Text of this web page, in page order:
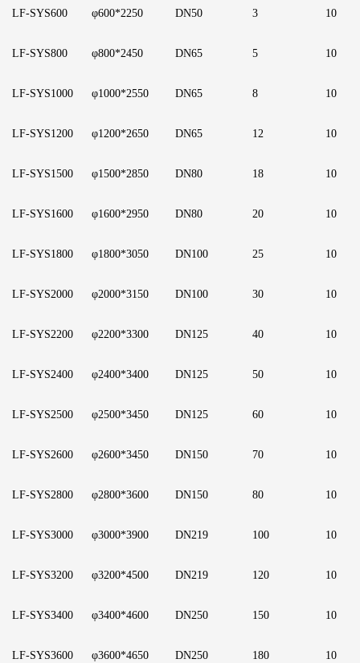
LF-SYS600 φ600*2250 DN50 3 10
LF-SYS800 φ800*2450 DN65 5 10
LF-SYS1000 φ1000*2550 DN65 8 10
LF-SYS1200 φ1200*2650 DN65 12 10
LF-SYS1500 φ1500*2850 DN80 18 10
LF-SYS1600 φ1600*2950 DN80 20 10
LF-SYS1800 φ1800*3050 DN100 25 10
LF-SYS2000 φ2000*3150 DN100 30 10
LF-SYS2200 φ2200*3300 DN125 40 10
LF-SYS2400 φ2400*3400 DN125 50 10
LF-SYS2500 φ2500*3450 DN125 60 10
LF-SYS2600 φ2600*3450 DN150 70 10
LF-SYS2800 φ2800*3600 DN150 80 10
LF-SYS3000 φ3000*3900 DN219 100 10
LF-SYS3200 φ3200*4500 DN219 120 10
LF-SYS3400 φ3400*4600 DN250 150 10
LF-SYS3600 φ3600*4650 DN250 180 10